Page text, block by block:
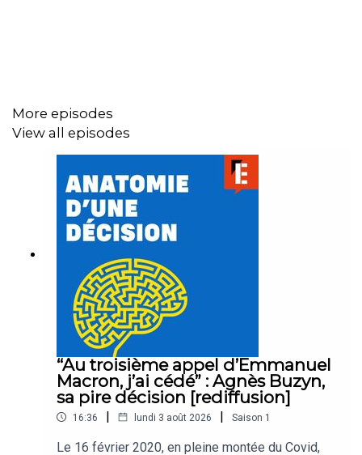
Présentation :Xavier Yvon
Réalisation :Jules Benveniste
Alternante :Marion Galard
Musique et habillage :Emmanuel Herschon / Studio
Crédits image :Mohammed Mahjoub / AFP
Anne-Laure Chapelain / Thibaut Zschiesche
More episodes
View all episodes
“Au troisième appel d’Emmanuel
Macron, j’ai cédé” : Agnès Buzyn,
sa pire décision [rediffusion]
16:36 | lundi 3 août 2026 | Saison 1
Le 16 février 2020, en pleine montée du Covid,